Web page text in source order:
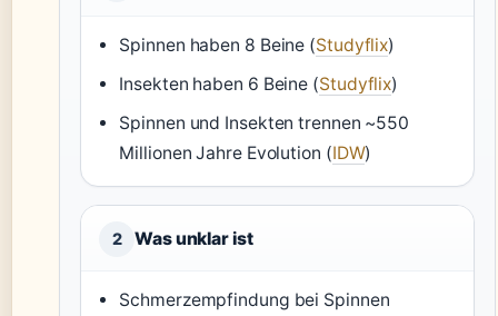
Spinnen haben 8 Beine (Studyflix)
Insekten haben 6 Beine (Studyflix)
Spinnen und Insekten trennen ~550
Millionen Jahre Evolution (IDW)
2 Was unklar ist
Schmerzempfindung bei Spinnen